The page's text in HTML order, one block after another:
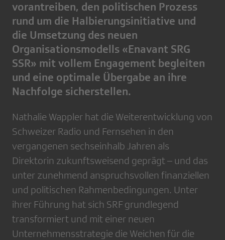
vorantreiben, den politischen Prozess
rund um die Halbierungsinitiative und
die Umsetzung des neuen
Organisationsmodells «Enavant SRG
SSR» mit vollem Engagement begleiten
und eine optimale Übergabe an ihre
Nachfolge sicherstellen.
Nathalie Wappler hat die Weiterentwicklung von
Schweizer Radio und Fernsehen in den
vergangenen sechseinhalb Jahren als
Direktorin zukunftsweisend geprägt – und das
unter zunehmend anspruchsvollen finanziellen
und politischen Rahmenbedingungen. Unter
ihrer Führung hat sich SRF grundlegend
transformiert und mit einer neuen
Unternehmensstrategie die Weichen für die